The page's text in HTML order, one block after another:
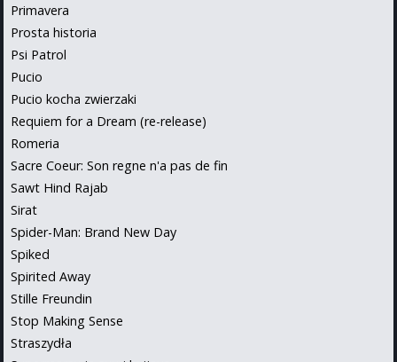
Primavera
Prosta historia
Psi Patrol
Pucio
Pucio kocha zwierzaki
Requiem for a Dream (re-release)
Romeria
Sacre Coeur: Son regne n'a pas de fin
Sawt Hind Rajab
Sirat
Spider-Man: Brand New Day
Spiked
Spirited Away
Stille Freundin
Stop Making Sense
Straszydła